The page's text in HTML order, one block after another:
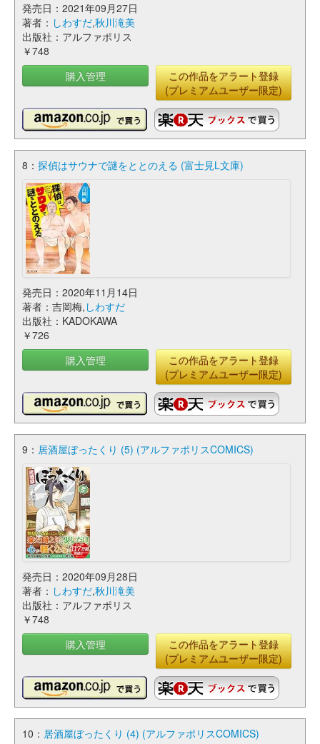
発売日：2021年09月27日
著者： しわすだ,秋川滝美
出版社：アルファポリス
￥748
購入管理
この作品をアラート登録
(プレミアムユーザー限定)
8： 探偵はサウナで謎をととのえる (富士見L文庫)
発売日：2020年11月14日
著者：吉岡梅, しわすだ
出版社：KADOKAWA
￥726
購入管理
この作品をアラート登録
(プレミアムユーザー限定)
9： 居酒屋ぼったくり (5) (アルファポリスCOMICS)
発売日：2020年09月28日
著者： しわすだ,秋川滝美
出版社：アルファポリス
￥748
購入管理
この作品をアラート登録
(プレミアムユーザー限定)
10： 居酒屋ぼったくり (4) (アルファポリスCOMICS)